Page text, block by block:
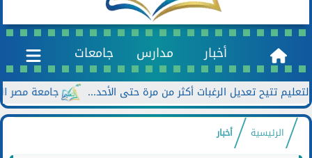
أخبار مدارس جامعات
جامعة مصر الجديدة تعلن خصومات
الرئيسية أخبار